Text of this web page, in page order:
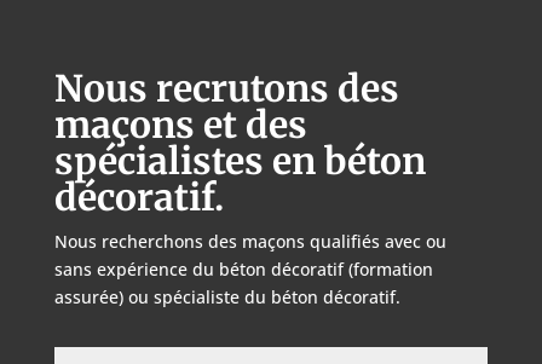
Nous recrutons des
maçons et des
spécialistes en béton
décoratif.
Nous recherchons des maçons qualifiés avec ou
sans expérience du béton décoratif (formation
assurée) ou spécialiste du béton décoratif.